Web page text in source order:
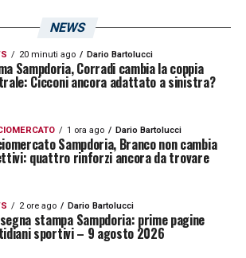
NEWS
20 minuti ago Dario Bartolucci
Sampdoria, Corradi cambia la coppia
Cicconi ancora adattato a sinistra?
1 ora ago Dario Bartolucci
Sampdoria, Branco non cambia
quattro rinforzi ancora da trovare
2 ore ago Dario Bartolucci
stampa Sampdoria: prime pagine
sportivi – 9 agosto 2026